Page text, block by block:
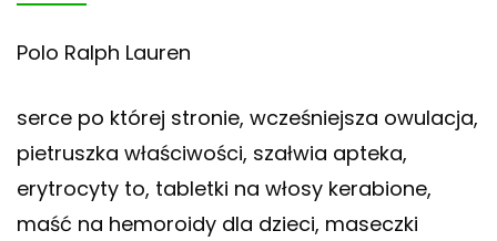
Polo Ralph Lauren
serce po której stronie, wcześniejsza owulacja,
pietruszka właściwości, szałwia apteka,
erytrocyty to, tabletki na włosy kerabione,
maść na hemoroidy dla dzieci, maseczki